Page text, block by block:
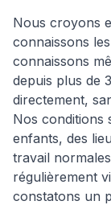
Nous croyons
connaissons
connaissons
depuis plus de
directement,
Nos conditions
enfants, des
travail
régulièrement
constatons un